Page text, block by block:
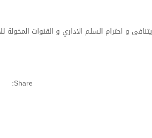
و احترام السلم الاداري و القنوات المخولة
Share: